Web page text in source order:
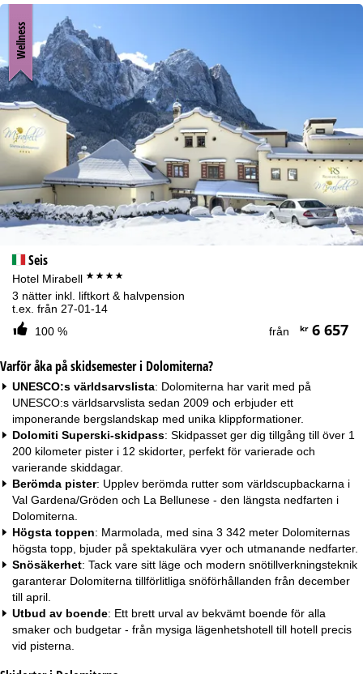
Seis
Hotel Mirabell ****
3 nätter inkl. liftkort & halvpension
t.ex. från 27-01-14
100 %
från kr6 657
Wellness
Varför åka på skidsemester i Dolomiterna?
UNESCO:s världsarvslista: Dolomiterna har varit med på
UNESCO:s världsarvslista sedan 2009 och erbjuder ett
imponerande bergslandskap med unika klippformationer.
Dolomiti Superski-skidpass: Skidpasset ger dig tillgång till över 1
200 kilometer pister i 12 skidorter, perfekt för varierade och
varierande skiddagar.
Berömda pister: Upplev berömda rutter som världscupbackarna i
Val Gardena/Gröden och La Bellunese - den längsta nedfarten i
Dolomiterna.
Högsta toppen: Marmolada, med sina 3 342 meter Dolomiternas
högsta topp, bjuder på spektakulära vyer och utmanande nedfarter.
Snösäkerhet: Tack vare sitt läge och modern snötillverkningsteknik
garanterar Dolomiterna tillförlitliga snöförhållanden från december
till april.
Utbud av boende: Ett brett urval av bekvämt boende för alla
smaker och budgetar - från mysiga lägenhetshotell till hotell precis
vid pisterna.